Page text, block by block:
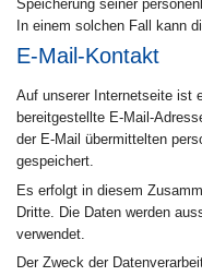
Speicherung seiner
In einem solchen Fall kann
E-Mail-Kontakt
Auf unserer Internetseite ist
bereitgestellte E-Mail-
der E-Mail übermittelten
gespeichert.
Es erfolgt in diesem
Dritte. Die Daten werden
verwendet.
Der Zweck der